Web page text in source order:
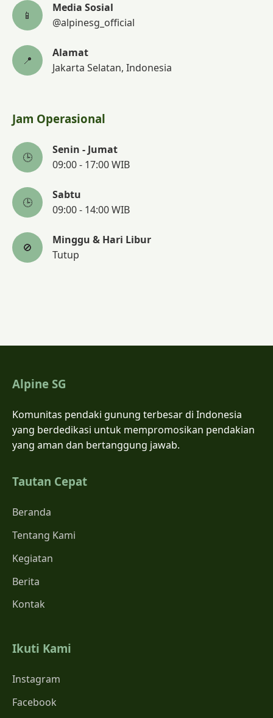
📱
Media Sosial
@alpinesg_official
📍
Alamat
Jakarta Selatan, Indonesia
Jam Operasional
🕒
Senin - Jumat
09:00 - 17:00 WIB
🕒
Sabtu
09:00 - 14:00 WIB
🚫
Minggu & Hari Libur
Tutup
Alpine SG
Komunitas pendaki gunung terbesar di Indonesia
yang berdedikasi untuk mempromosikan pendakian
yang aman dan bertanggung jawab.
Tautan Cepat
Beranda
Tentang Kami
Kegiatan
Berita
Kontak
Ikuti Kami
Instagram
Facebook